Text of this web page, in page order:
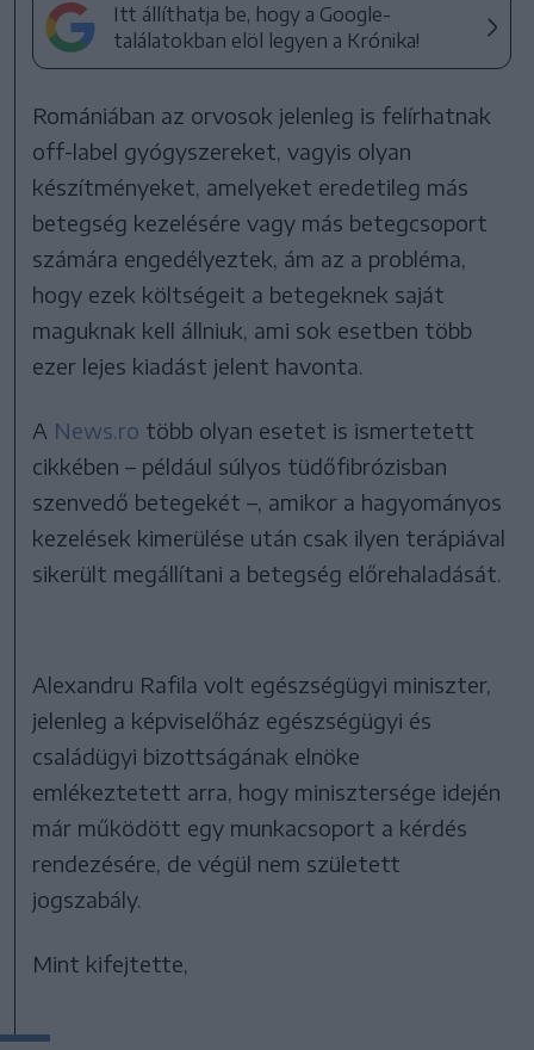
Itt állíthatja be, hogy a Google-
találatokban elöl legyen a Krónika!
Romániában az orvosok jelenleg is felírhatnak
off-label gyógyszereket, vagyis olyan
készítményeket, amelyeket eredetileg más
betegség kezelésére vagy más betegcsoport
számára engedélyeztek, ám az a probléma,
hogy ezek költségeit a betegeknek saját
maguknak kell állniuk, ami sok esetben több
ezer lejes kiadást jelent havonta.
A News.ro több olyan esetet is ismertetett
cikkében – például súlyos tüdőfibrózisban
szenvedő betegekét –, amikor a hagyományos
kezelések kimerülése után csak ilyen terápiával
sikerült megállítani a betegség előrehaladását.
Alexandru Rafila volt egészségügyi miniszter,
jelenleg a képviselőház egészségügyi és
családügyi bizottságának elnöke
emlékeztetett arra, hogy minisztersége idején
már működött egy munkacsoport a kérdés
rendezésére, de végül nem született
jogszabály.
Mint kifejtette,